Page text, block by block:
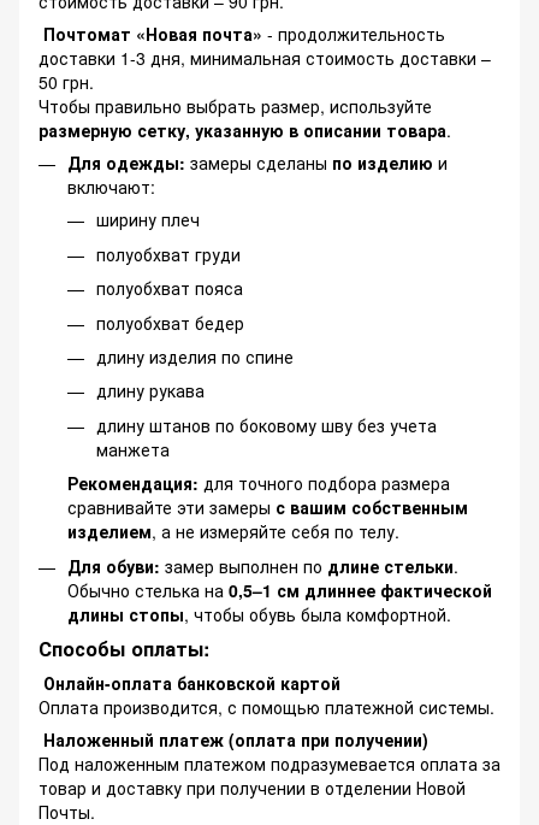
Почтомат «Новая почта» - продолжительность
доставки 1-3 дня, минимальная стоимость доставки –
50 грн.
Чтобы правильно выбрать размер, используйте
размерную сетку, указанную в описании товара.
Для одежды: замеры сделаны по изделию и
включают:
ширину плеч
полуобхват груди
полуобхват пояса
полуобхват бедер
длину изделия по спине
длину рукава
длину штанов по боковому шву без учета
манжета
Рекомендация: для точного подбора размера
сравнивайте эти замеры с вашим собственным
изделием, а не измеряйте себя по телу.
Для обуви: замер выполнен по длине стельки.
Обычно стелька на 0,5–1 см длиннее фактической
длины стопы, чтобы обувь была комфортной.
Способы оплаты:
Онлайн-оплата банковской картой
Оплата производится, с помощью платежной системы.
Наложенный платеж (оплата при получении)
Под наложенным платежом подразумевается оплата за
товар и доставку при получении в отделении Новой
Почты.